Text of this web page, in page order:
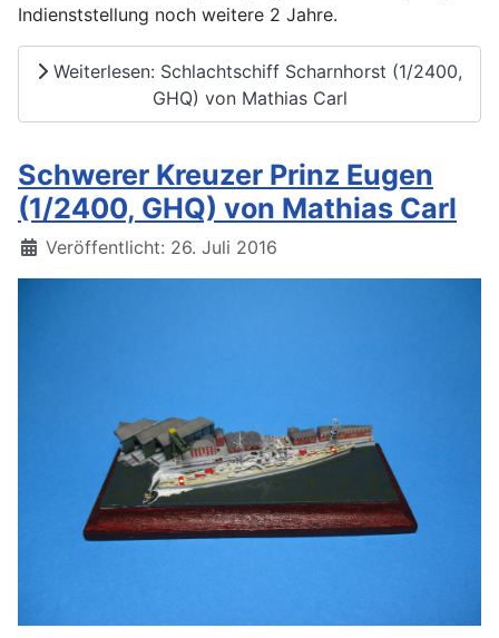
Indienststellung noch weitere 2 Jahre.
Weiterlesen: Schlachtschiff Scharnhorst (1/2400,
GHQ) von Mathias Carl
Schwerer Kreuzer Prinz Eugen
(1/2400, GHQ) von Mathias Carl
Details
Veröffentlicht: 26. Juli 2016